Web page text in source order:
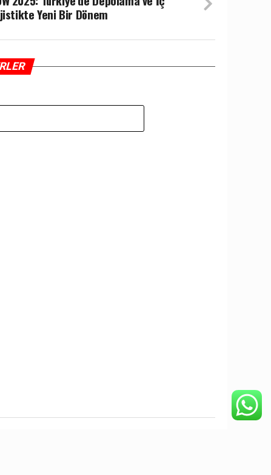
Yeni Bir Dönem